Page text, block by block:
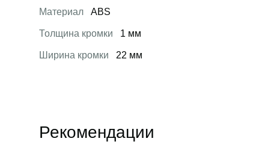
Материал ABS
Толщина кромки 1 мм
Ширина кромки 22 мм
Рекомендации